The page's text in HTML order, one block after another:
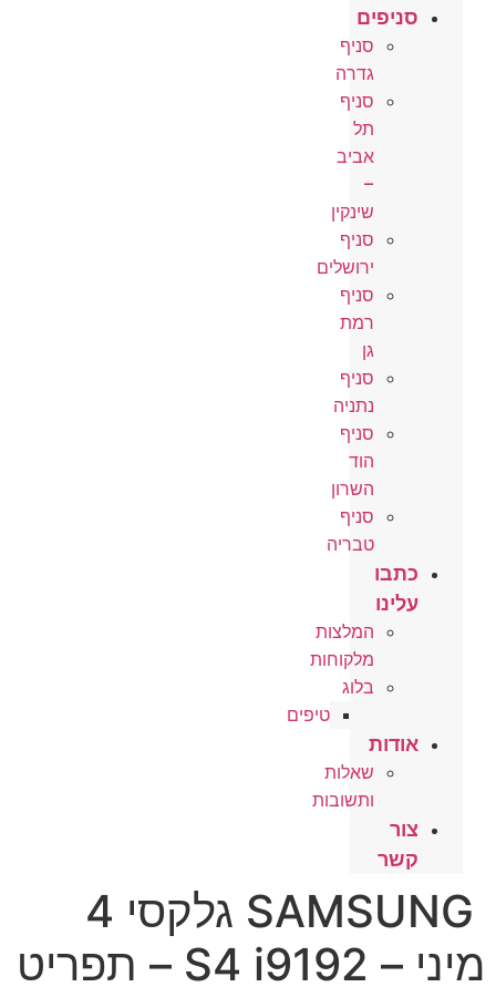
סניפים
סניף
גדרה
סניף
תל
אביב
–
שינקין
סניף
ירושלים
סניף
רמת
גן
סניף
נתניה
סניף
הוד
השרון
סניף
טבריה
כתבו
עלינו
המלצות
מלקוחות
בלוג
טיפים
אודות
שאלות
ותשובות
צור
קשר
SAMSUNG גלקסי 4
מיני – S4 i9192 – תפריט